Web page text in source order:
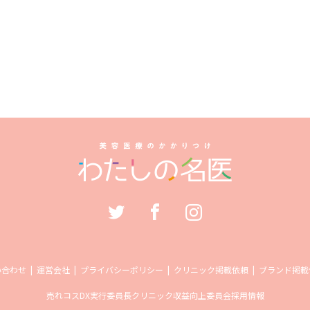
わせ 運営会社 プライバシーポリシー クリニック掲載依頼 ブランド掲
売れコスDX実行委員長クリニック収益向上委員会採用情報